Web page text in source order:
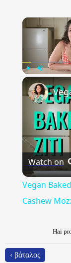
Watch on
Vegan
Cashew
Hai
‹ βάταλος